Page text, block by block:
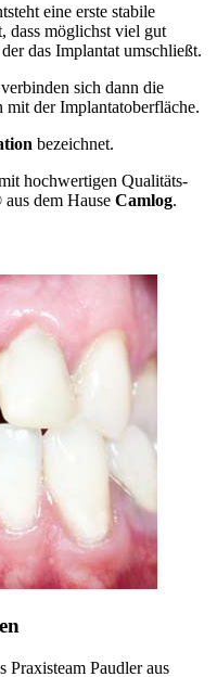
eine erste stabile
dass möglichst viel gut
das Implantat umschließt.
sich dann die
der Implantatoberfläche.
bezeichnet.
hochwertigen Qualitäts-
dem Hause Camlog.
Praxisteam Paudler aus